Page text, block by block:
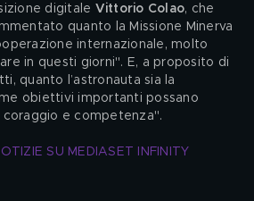
digitale Vittorio Colao, che
quanto la Missione Minerva
internazionale, molto
in questi giorni". E, a proposito di
quanto l’astronauta sia la
obiettivi importanti possano
coraggio e competenza".
SU MEDIASET INFINITY